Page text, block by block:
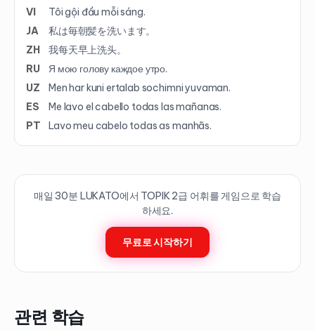
VI
Tôi gội đầu mỗi sáng.
JA
私は毎朝髪を洗います。
ZH
我每天早上洗头。
RU
Я мою голову каждое утро.
UZ
Men har kuni ertalab sochimni yuvaman.
ES
Me lavo el cabello todas las mañanas.
PT
Lavo meu cabelo todas as manhãs.
매일 30분 LUKATO에서 TOPIK2급 어휘를 게임으로 학습
하세요.
무료로 시작하기
관련 학습